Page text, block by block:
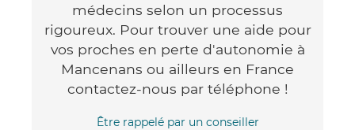
médecins selon un processus
rigoureux. Pour trouver une aide pour
vos proches en perte d'autonomie à
Mancenans ou ailleurs en France
contactez-nous par téléphone !
Être rappelé par un conseiller